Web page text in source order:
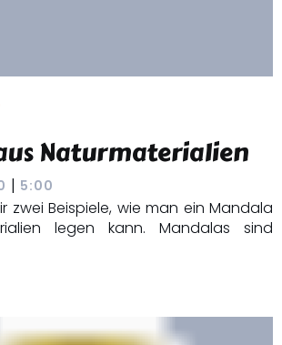
Naturmaterialien
| 5:00
zwei Beispiele, wie man ein Mandala
legen kann. Mandalas sind